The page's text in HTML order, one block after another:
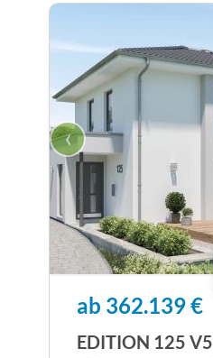
‹
ab 362.139 €
EDITION 125 V5